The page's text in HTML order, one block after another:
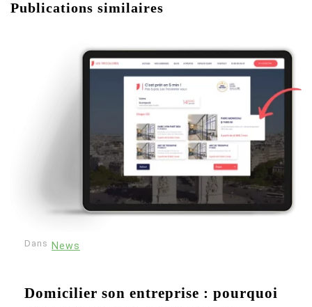
Publications similaires
Dans News
Domicilier son entreprise : pourquoi